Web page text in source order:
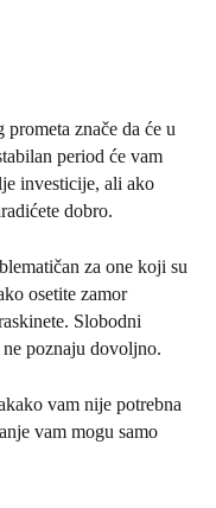
znače da će u
period će vam
investicije, ali ako
dobro.
za one koji su
osetite zamor
Slobodni
poznaju dovoljno.
vam nije potrebna
vam mogu samo